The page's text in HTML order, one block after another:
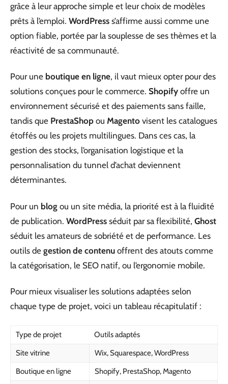
grâce à leur approche simple et leur choix de modèles
prêts à l’emploi. WordPress s’affirme aussi comme une
option fiable, portée par la souplesse de ses thèmes et la
réactivité de sa communauté.
Pour une boutique en ligne, il vaut mieux opter pour des
solutions conçues pour le commerce. Shopify offre un
environnement sécurisé et des paiements sans faille,
tandis que PrestaShop ou Magento visent les catalogues
étoffés ou les projets multilingues. Dans ces cas, la
gestion des stocks, l’organisation logistique et la
personnalisation du tunnel d’achat deviennent
déterminantes.
Pour un blog ou un site média, la priorité est à la fluidité
de publication. WordPress séduit par sa flexibilité, Ghost
séduit les amateurs de sobriété et de performance. Les
outils de gestion de contenu offrent des atouts comme
la catégorisation, le SEO natif, ou l’ergonomie mobile.
Pour mieux visualiser les solutions adaptées selon
chaque type de projet, voici un tableau récapitulatif :
Type de projet
Outils adaptés
Site vitrine
Wix, Squarespace, WordPress
Boutique en ligne
Shopify, PrestaShop, Magento